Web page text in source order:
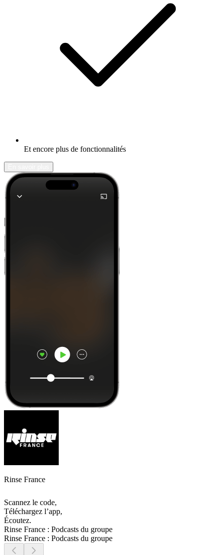
Et encore plus de fonctionnalités
Rinse France
Scannez le code,
Téléchargez l’app,
Écoutez.
Rinse France : Podcasts du groupe
Rinse France : Podcasts du groupe